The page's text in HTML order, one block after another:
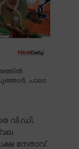
പാലാ
വി.ഡി.
നേതാവ്